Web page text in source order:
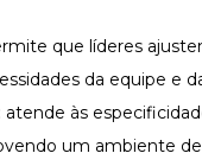
que líderes
da equipe e
: atende às
um ambiente